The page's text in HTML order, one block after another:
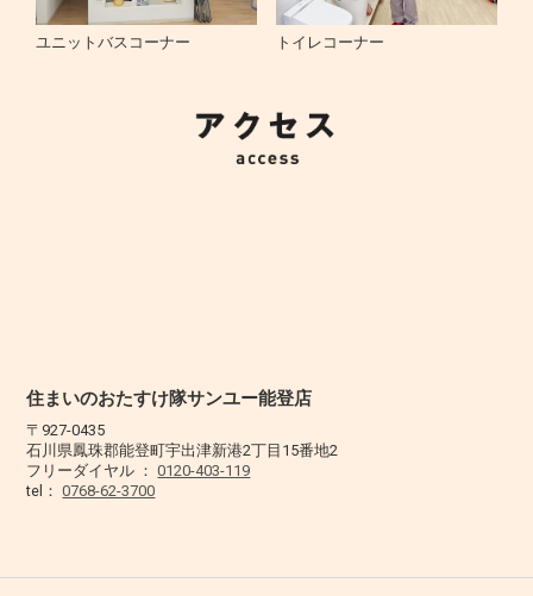
ユニットバスコーナー トイレコーナー
住まいのおたすけ隊サンユー能登店
〒927-0435
石川県鳳珠郡能登町宇出津新港2丁目15番地2
フリーダイヤル ：0120-403-119
tel：0768-62-3700